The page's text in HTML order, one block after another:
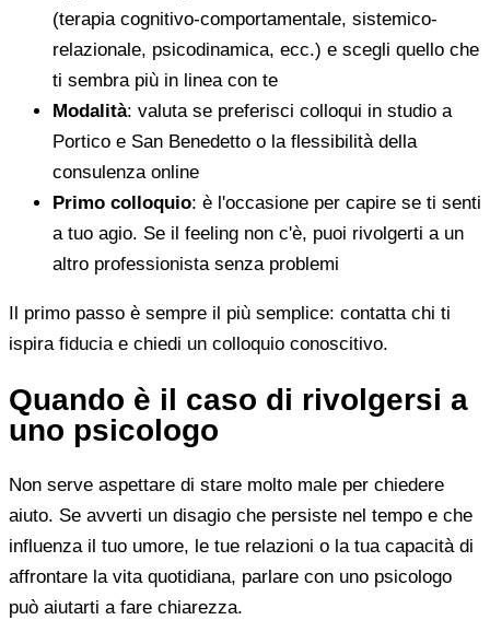
(terapia cognitivo-comportamentale, sistemico-
relazionale, psicodinamica, ecc.) e scegli quello che
ti sembra più in linea con te
Modalità: valuta se preferisci colloqui in studio a
Portico e San Benedetto o la flessibilità della
consulenza online
Primo colloquio: è l'occasione per capire se ti senti
a tuo agio. Se il feeling non c'è, puoi rivolgerti a un
altro professionista senza problemi
Il primo passo è sempre il più semplice: contatta chi ti
ispira fiducia e chiedi un colloquio conoscitivo.
Quando è il caso di rivolgersi a
uno psicologo
Non serve aspettare di stare molto male per chiedere
aiuto. Se avverti un disagio che persiste nel tempo e che
influenza il tuo umore, le tue relazioni o la tua capacità di
affrontare la vita quotidiana, parlare con uno psicologo
può aiutarti a fare chiarezza.